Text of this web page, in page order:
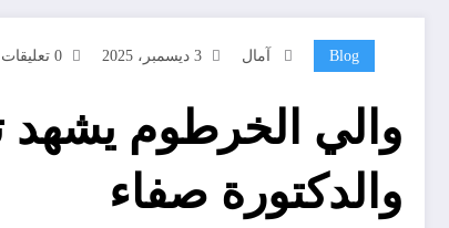
Blog آمال 3 ديسمبر، 2025 0 تعليقات
والي الخرطوم يشهد
والدكتورة صفاء